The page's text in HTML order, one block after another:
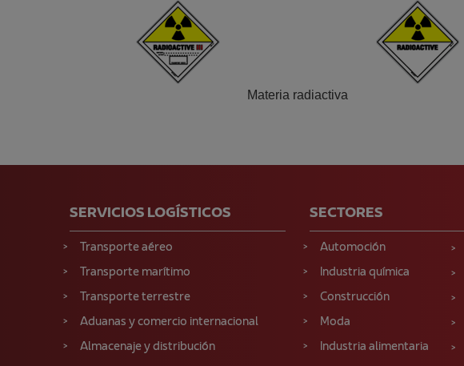
Materia radiactiva
SERVICIOS LOGÍSTICOS
Transporte aéreo
Transporte marítimo
Transporte terrestre
Aduanas y comercio internacional
Almacenaje y distribución
SECTORES
Automoción
Industria química
Construcción
Moda
Industria alimentaria